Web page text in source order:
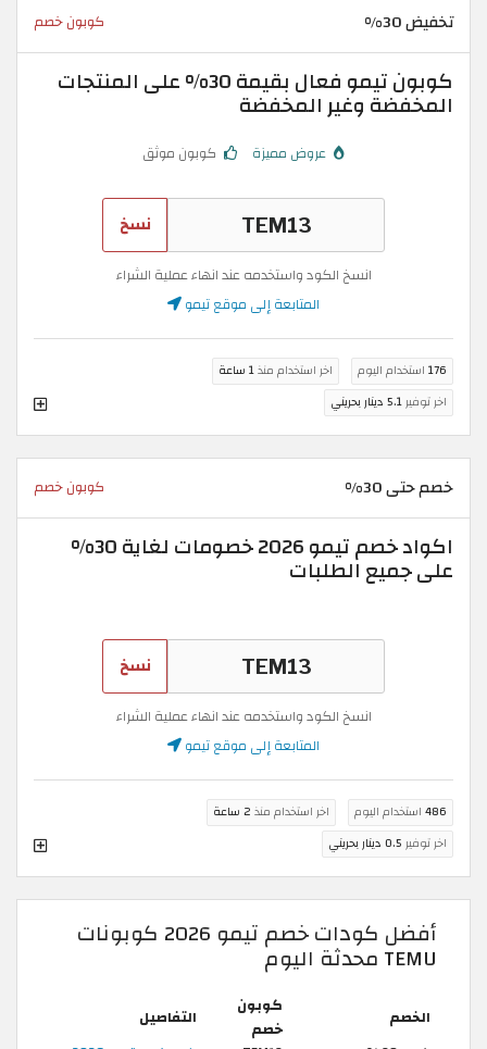
تخفيض 30% كوبون خصم
كوبون تيمو فعال بقيمة 30% على المنتجات
المخفضة وغير المخفضة
عروض مميزة كوبون موثق
نسخ
انسخ الكود واستخدمه عند انهاء عملية الشراء
المتابعة إلى موقع تيمو
176 استخدام اليوم اخر استخدام منذ1 ساعة
اخر توفير5.1 دينار بحريني
خصم حتى 30% كوبون خصم
اكواد خصم تيمو 2026 خصومات لغاية 30%
على جميع الطلبات
نسخ
انسخ الكود واستخدمه عند انهاء عملية الشراء
المتابعة إلى موقع تيمو
486 استخدام اليوم اخر استخدام منذ 2 ساعة
اخر توفير 0.5 دينار بحريني
أفضل كودات خصم تيمو 2026 كوبونات
TEMU محدثة اليوم
الخصم
كوبون
خصم
التفاصيل